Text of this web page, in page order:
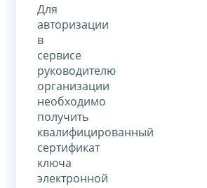
Для
авторизации
в
сервисе
руководителю
организации
необходимо
получить
квалифицированный
сертификат
ключа
электронной